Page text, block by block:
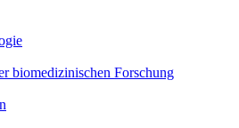
biomedizinischen Forschung